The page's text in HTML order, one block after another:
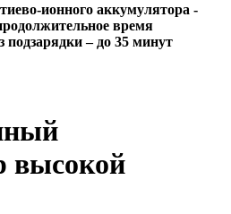
ионного аккумулятора -
время
подзарядки – до 35 минут
высокой